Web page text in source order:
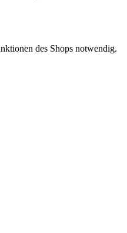
des Shops notwendig.